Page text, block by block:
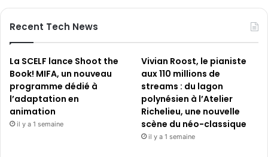
Recent Tech News
La SCELF lance Shoot the
Book! MIFA, un nouveau
programme dédié à
l’adaptation en
animation
il y a 1 semaine
Vivian Roost, le pianiste
aux 110 millions de
streams : du lagon
polynésien à l’Atelier
Richelieu, une nouvelle
scène du néo-classique
il y a 1 semaine